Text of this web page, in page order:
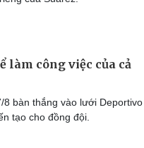
làm công việc của cả
8 bàn thắng vào lưới
tạo cho đồng đội.